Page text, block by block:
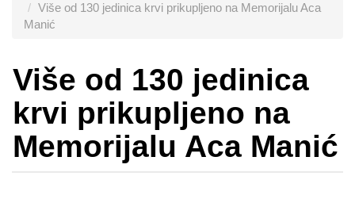
Više od 130 jedinica krvi prikupljeno na Memorijalu Aca
Manić
Više od 130 jedinica
krvi prikupljeno na
Memorijalu Aca Manić